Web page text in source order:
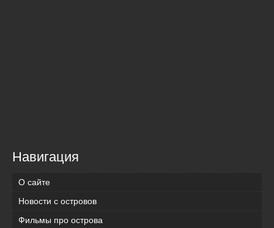
Навигация
О сайте
Новости с островов
Фильмы про острова